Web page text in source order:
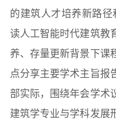
的建筑人才培养新路
读人工智能时代建筑教
养、存量更新背景下课
点分享主要学术主旨报
部实际，围绕年会学术
建筑学专业与学科发展